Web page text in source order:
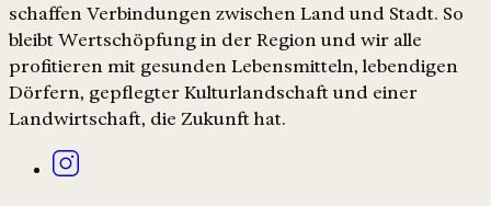
schaffen Verbindungen zwischen Land und Stadt. So
bleibt Wertschöpfung in der Region und wir alle
profitieren mit gesunden Lebensmitteln, lebendigen
Dörfern, gepflegter Kulturlandschaft und einer
Landwirtschaft, die Zukunft hat.